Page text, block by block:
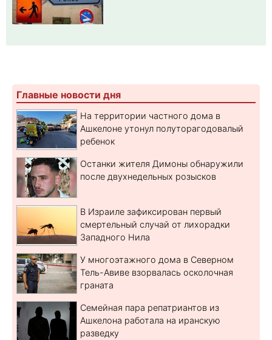
Главные новости дня
На территории частного дома в
Ашкелоне утонул полуторагодовалый
ребенок
Останки жителя Димоны обнаружили
после двухнедельных розысков
В Израиле зафиксирован первый
смертельный случай от лихорадки
Западного Нила
У многоэтажного дома в Северном
Тель-Авиве взорвалась осколочная
граната
Семейная пара репатриантов из
Ашкелона работала на иранскую
разведку